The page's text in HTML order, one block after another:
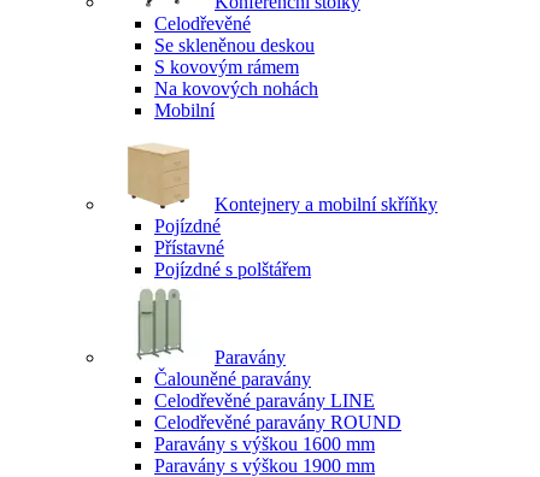
Celodřevěné
Se skleněnou deskou
S kovovým rámem
Na kovových nohách
Mobilní
Kontejnery a mobilní skříňky
Pojízdné
Přístavné
Pojízdné s polštářem
Paravány
Čalouněné paravány
Celodřevěné paravány LINE
Celodřevěné paravány ROUND
Paravány s výškou 1600 mm
Paravány s výškou 1900 mm